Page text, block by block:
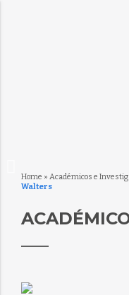
Home » Académicos e
Walters